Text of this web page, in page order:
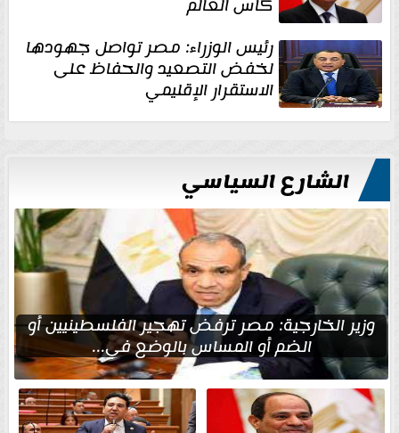
رئيس الوزراء: مصر تواصل جهودها
لخفض التصعيد والحفاظ على
الاستقرار الإقليمي
الشارع السياسي
وزير الخارجية: مصر ترفض تهجير الفلسطينيين أو
الضم أو المساس بالوضع في...